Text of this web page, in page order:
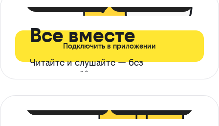
Все вместе
Читайте и слушайте — без
ограничений*
Подключить в приложении